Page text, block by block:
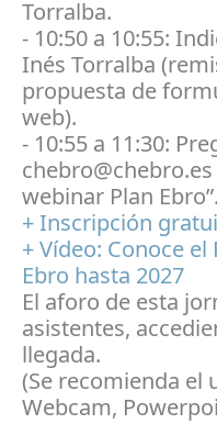
Torralba.
- 10:50 a 10:55:
Inés Torralba
propuesta de
web).
- 10:55 a 11:30:
webinar Plan
+ Inscripción
+ Vídeo: Conoce
Ebro hasta 2027
El aforo de esta
asistentes,
llegada.
(Se recomienda el
Webcam,